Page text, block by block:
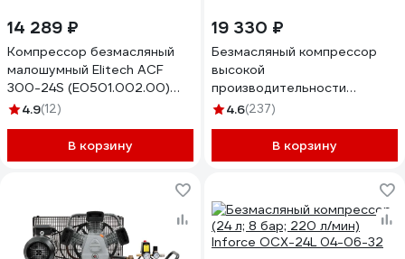
14 289 ₽
Компрессор безмасляный
малошумный Elitech ACF
300-24S (E0501.002.00)
213682
4.9(12)
В корзину
19 330 ₽
Безмасляный компрессор
высокой
производительности
DAEWOO DAC 240 S
4.6(237)
В корзину